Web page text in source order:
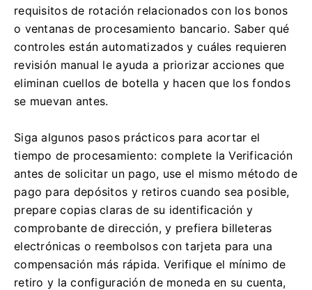
requisitos de rotación relacionados con los bonos
o ventanas de procesamiento bancario. Saber qué
controles están automatizados y cuáles requieren
revisión manual le ayuda a priorizar acciones que
eliminan cuellos de botella y hacen que los fondos
se muevan antes.
Siga algunos pasos prácticos para acortar el
tiempo de procesamiento: complete la Verificación
antes de solicitar un pago, use el mismo método de
pago para depósitos y retiros cuando sea posible,
prepare copias claras de su identificación y
comprobante de dirección, y prefiera billeteras
electrónicas o reembolsos con tarjeta para una
compensación más rápida. Verifique el mínimo de
retiro y la configuración de moneda en su cuenta,